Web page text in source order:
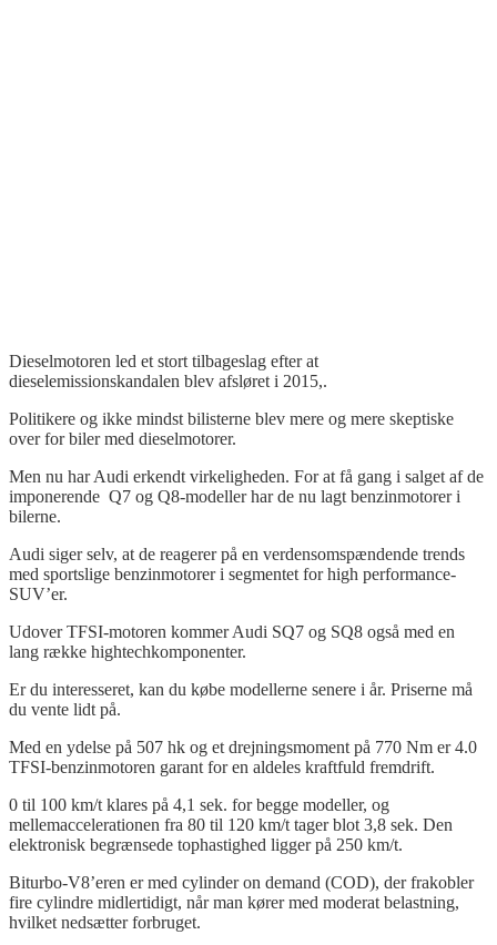
Dieselmotoren led et stort tilbageslag efter at
dieselemissionskandalen blev afsløret i 2015,.
Politikere og ikke mindst bilisterne blev mere og mere skeptiske
over for biler med dieselmotorer.
Men nu har Audi erkendt virkeligheden. For at få gang i salget af de
imponerende Q7 og Q8-modeller har de nu lagt benzinmotorer i
bilerne.
Audi siger selv, at de reagerer på en verdensomspændende trends
med sportslige benzinmotorer i segmentet forhigh performance-
SUV’er.
UdoverTFSI-motoren kommer Audi SQ7 og SQ8 også med en
lang række hightechkomponenter.
Er du interesseret, kan du købe modellerne senere i år. Priserne må
du vente lidt på.
Med en ydelse på 507 hk og et drejningsmoment på 770 Nm er 4.0
TFSI-benzinmotoren garant for en aldeles kraftfuld fremdrift.
0 til 100 km/t klares på 4,1 sek. for begge modeller, og
mellemaccelerationen fra 80 til 120 km/t tager blot 3,8 sek. Den
elektronisk begrænsede tophastighed ligger på 250 km/t.
Biturbo-V8’eren er med cylinder on demand (COD), der frakobler
fire cylindre midlertidigt, når man kører med moderat belastning,
hvilket nedsætter forbruget.